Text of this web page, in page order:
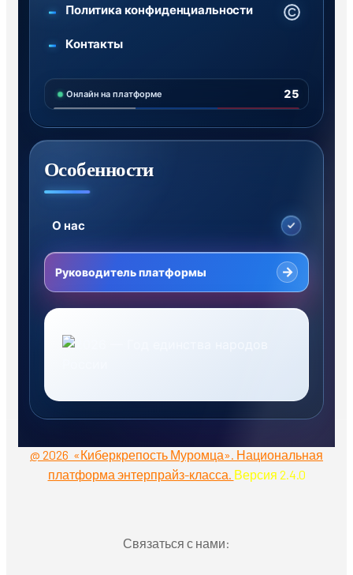
Политика конфиденциальности
Контакты
Онлайн на платформе 25
Особенности
О нас
Руководитель платформы →
@ 2026 «Киберкрепость Муромца». Национальная
платформа энтерпрайз-класса. Версия 2.4.0
Связаться с нами: